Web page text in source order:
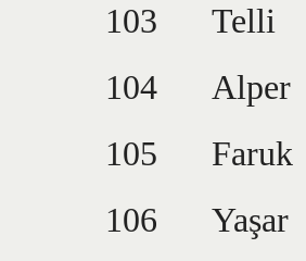
103
Telli
104
Alper
105
Faruk
106
Yaşar